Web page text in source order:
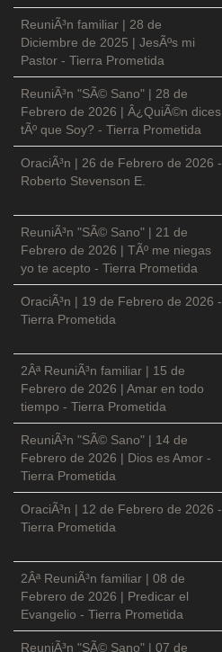
ReuniÃ³n familiar | 28 de
Diciembre de 2025 | JesÃºs mi
Pastor - Tierra Prometida
ReuniÃ³n "SÃ© Sano" | 28 de
Febrero de 2026 | Â¿QuiÃ©n dices
tÃº que Soy? - Tierra Prometida
OraciÃ³n | 26 de Febrero de 2026 -
Roberto Stevenson E.
ReuniÃ³n "SÃ© Sano" | 21 de
Febrero de 2026 | TÃº me niegas
yo te acepto - Tierra Prometida
OraciÃ³n | 19 de Febrero de 2026 -
Tierra Prometida
2Âª ReuniÃ³n familiar | 15 de
Febrero de 2026 | Amar en todo
tiempo - Tierra Prometida
ReuniÃ³n "SÃ© Sano" | 14 de
Febrero de 2026 | Dios es Amor -
Tierra Prometida
OraciÃ³n | 12 de Febrero de 2026 -
Tierra Prometida
2Âª ReuniÃ³n familiar | 08 de
Febrero de 2026 | Predicar el
Evangelio - Tierra Prometida
ReuniÃ³n "SÃ© Sano" | 07 de